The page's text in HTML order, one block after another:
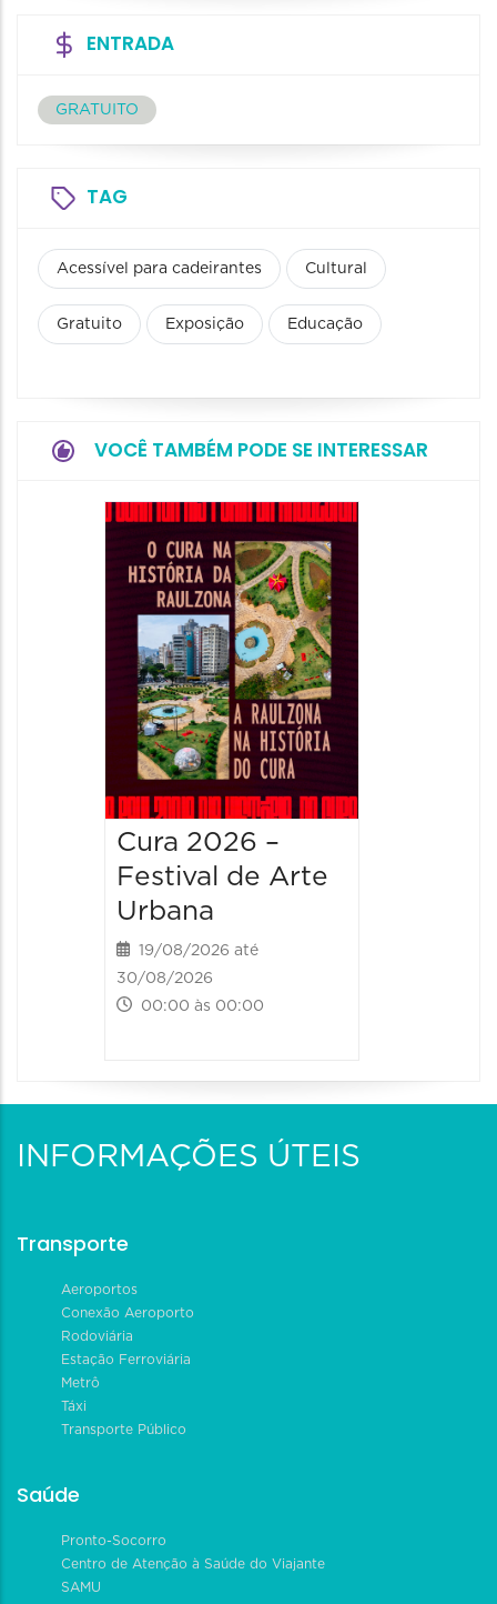
ENTRADA
GRATUITO
TAG
Acessível para cadeirantes Cultural
Gratuito Exposição Educação
VOCÊ TAMBÉM PODE SE INTERESSAR
Cura 2026 –
Festival de Arte
Urbana
19/08/2026 até
30/08/2026
00:00 às 00:00
INFORMAÇÕES ÚTEIS
Transporte
Aeroportos
Conexão Aeroporto
Rodoviária
Estação Ferroviária
Metrô
Táxi
Transporte Público
Saúde
Pronto-Socorro
Centro de Atenção à Saúde do Viajante
SAMU